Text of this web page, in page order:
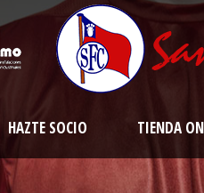
HAZTE SOCIO TIENDA